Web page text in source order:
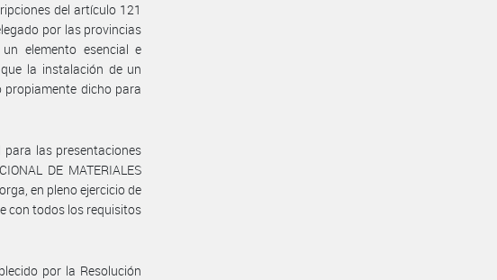
del artículo 121
por las provincias
elemento esencial e
la instalación de un
dicho para
las presentaciones
DE MATERIALES
en pleno ejercicio de
con todos los requisitos
por la Resolución